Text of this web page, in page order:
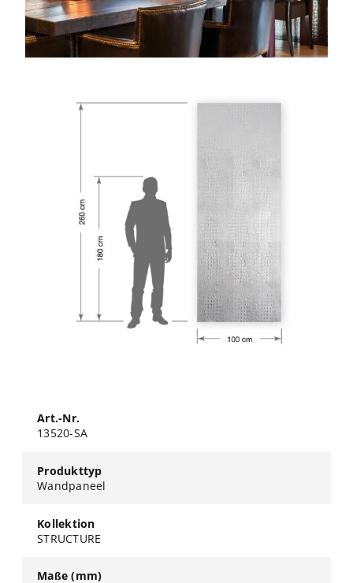
Art.-Nr.
13520-SA
Produkttyp
Wandpaneel
Kollektion
STRUCTURE
Maße (mm)